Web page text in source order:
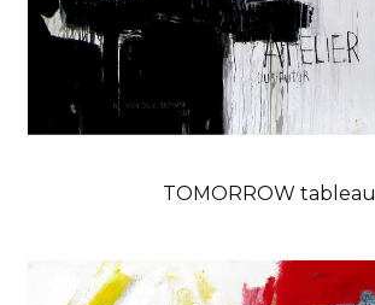
TOMORROW tableau